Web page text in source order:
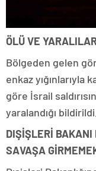
ÖLÜ VE
Bölgeden gelen
enkaz yığınlarıyla
göre İsrail
yaralandığı bildirildi.
DIŞİŞLERİ
SAVAŞA